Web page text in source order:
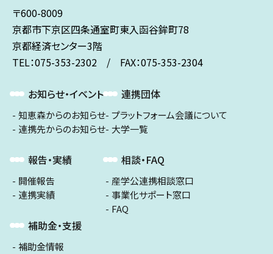
〒600-8009
京都市下京区四条通室町東入函谷鉾町78
京都経済センター3階
TEL：075-353-2302 / FAX：075-353-2304
お知らせ・イベント
知恵森からのお知らせ
連携先からのお知らせ
報告・実績
開催報告
連携実績
補助金・支援
補助金情報
連携団体
プラットフォーム会議について
大学一覧
相談・FAQ
産学公連携相談窓口
事業化サポート窓口
FAQ